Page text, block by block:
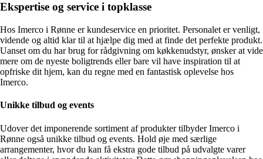
Ekspertise og service i topklasse
Hos Imerco i Rønne er kundeservice en prioritet. Personalet er venligt,
vidende og altid klar til at hjælpe dig med at finde det perfekte produkt.
Uanset om du har brug for rådgivning om køkkenudstyr, ønsker at vide
mere om de nyeste boligtrends eller bare vil have inspiration til at
opfriske dit hjem, kan du regne med en fantastisk oplevelse hos
Imerco.
Unikke tilbud og events
Udover det imponerende sortiment af produkter tilbyder Imerco i
Rønne også unikke tilbud og events. Hold øje med særlige
arrangementer, hvor du kan få ekstra gode tilbud på udvalgte varer